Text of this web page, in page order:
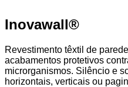
Inovawall®
Revestimento têxtil de
acabamentos protetivos
microrganismos. Silêncio e
horizontais, verticais ou